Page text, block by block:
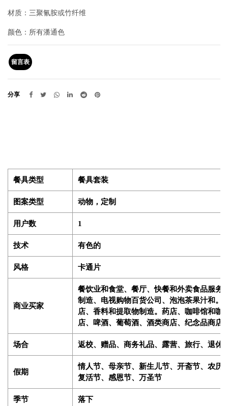
材质：三聚氰胺或竹纤维
颜色：所有潘通色
留言表
分享
餐具类型 餐具套装
图案类型 动物，定制
用户数 1
技术 有色的
风格 卡通片
商业买家
餐饮业和食堂、餐厅、快餐和外卖食品服务
制造、电视购物百货公司、泡泡茶果汁和。
店、香料和提取物制造。药店、咖啡馆和咖
店、啤酒、葡萄酒、酒类商店、纪念品商店
场合 返校、赠品、商务礼品、露营、旅行、退休
假期
情人节、母亲节、新生儿节、开斋节、农历
复活节、感恩节、万圣节
季节 落下